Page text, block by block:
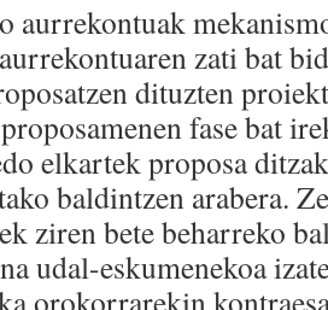
aurrekontuak
zati bat
dituzten
fase bat
elkartek proposa
baldintzen arabera.
ziren bete beharreko
udal-eskumenekoa
orokorrarekin